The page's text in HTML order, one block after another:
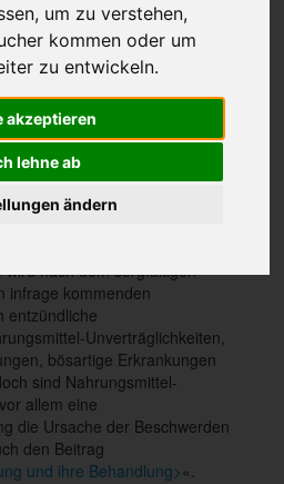
um zu verstehen,
kommen oder um
zu entwickeln.
akzeptieren
lehne ab
ändern
auf seiner gesamten Länge von
durchsetzt und
registriert und zur
weitergibt. Bei Vorliegen eines
normale Darmbewegungen,
als leichtes »Bauchgrummeln«
als Schmerzen
Verstopfung und/oder
wird nach dem sorgfältigen
infrage kommenden
entzündliche
Unverträglichkeiten,
bösartige Erkrankungen
sind Nahrungsmittel-
allem eine
die Ursache der Beschwerden
den Beitrag
und ihre Behandlung>«.